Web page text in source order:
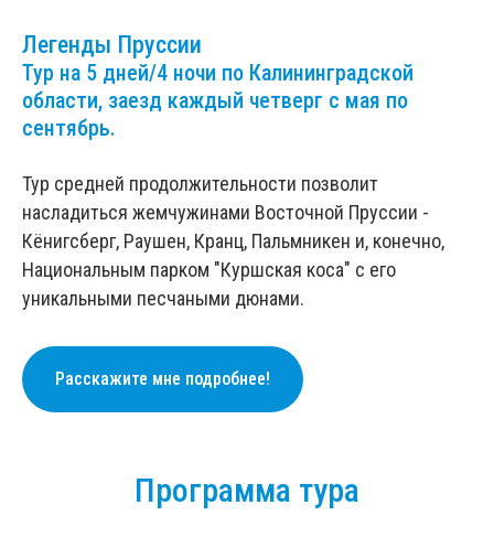
Легенды Пруссии
Тур на 5 дней/4 ночи по Калининградской
области, заезд каждый четверг с мая по
сентябрь.
Тур средней продолжительности позволит
насладиться жемчужинами Восточной Пруссии -
Кёнигсберг, Раушен, Кранц, Пальмникен и, конечно,
Национальным парком "Куршская коса" с его
уникальными песчаными дюнами.
Расскажите мне подробнее!
Программа тура